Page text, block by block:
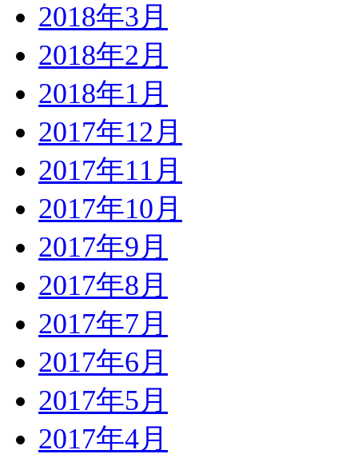
2018年3月
2018年2月
2018年1月
2017年12月
2017年11月
2017年10月
2017年9月
2017年8月
2017年7月
2017年6月
2017年5月
2017年4月